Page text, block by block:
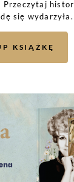
Przeczytaj
się wydarzyła.
KSIĄŻKĘ